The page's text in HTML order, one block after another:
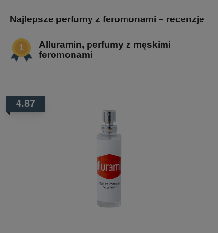
Najlepsze perfumy z feromonami – recenzje
Alluramin, perfumy z męskimi
feromonami
4.87